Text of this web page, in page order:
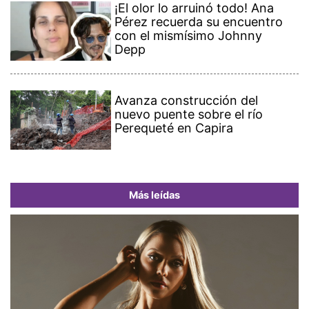
¡El olor lo arruinó todo! Ana
Pérez recuerda su encuentro
con el mismísimo Johnny
Depp
Avanza construcción del
nuevo puente sobre el río
Perequeté en Capira
Más leídas